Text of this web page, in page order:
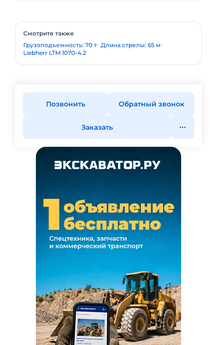
Смотрите также
Грузоподъемность: 70 т Длина стрелы: 65 м
Liebherr LTM 1070-4.2
Позвонить Обратный звонок
Заказать